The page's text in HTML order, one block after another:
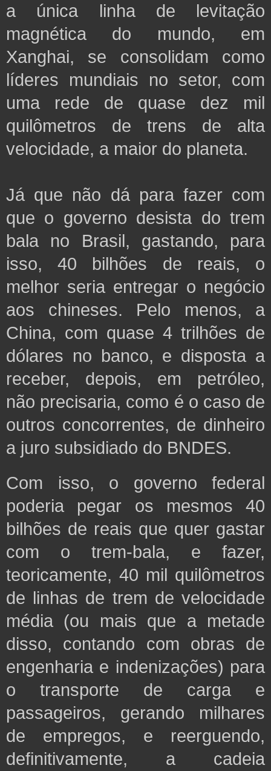
a única linha de levitação
magnética do mundo, em
Xanghai, se consolidam como
líderes mundiais no setor, com
uma rede de quase dez mil
quilômetros de trens de alta
velocidade, a maior do planeta.
Já que não dá para fazer com
que o governo desista do trem
bala no Brasil, gastando, para
isso, 40 bilhões de reais, o
melhor seria entregar o negócio
aos chineses. Pelo menos, a
China, com quase 4 trilhões de
dólares no banco, e disposta a
receber, depois, em petróleo,
não precisaria, como é o caso de
outros concorrentes, de dinheiro
a juro subsidiado do BNDES.
Com isso, o governo federal
poderia pegar os mesmos 40
bilhões de reais que quer gastar
com o trem-bala, e fazer,
teoricamente, 40 mil quilômetros
de linhas de trem de velocidade
média (ou mais que a metade
disso, contando com obras de
engenharia e indenizações) para
o transporte de carga e
passageiros, gerando milhares
de empregos, e reerguendo,
definitivamente, a cadeia